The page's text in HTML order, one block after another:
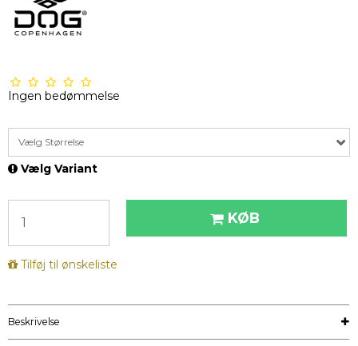
Ingen bedømmelse
Vælg Størrelse
Vælg Variant
KØB
Tilføj til ønskeliste
Beskrivelse